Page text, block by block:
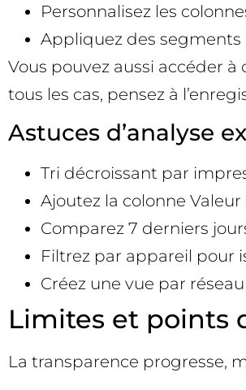
Personnalisez les
Appliquez des segments
Vous pouvez aussi accéder
tous les cas, pensez à
Astuces d’analyse
Tri décroissant par
Ajoutez la colonne
Comparez 7 derniers
Filtrez par appareil pour
Créez une vue par
Limites et points
La transparence progresse,